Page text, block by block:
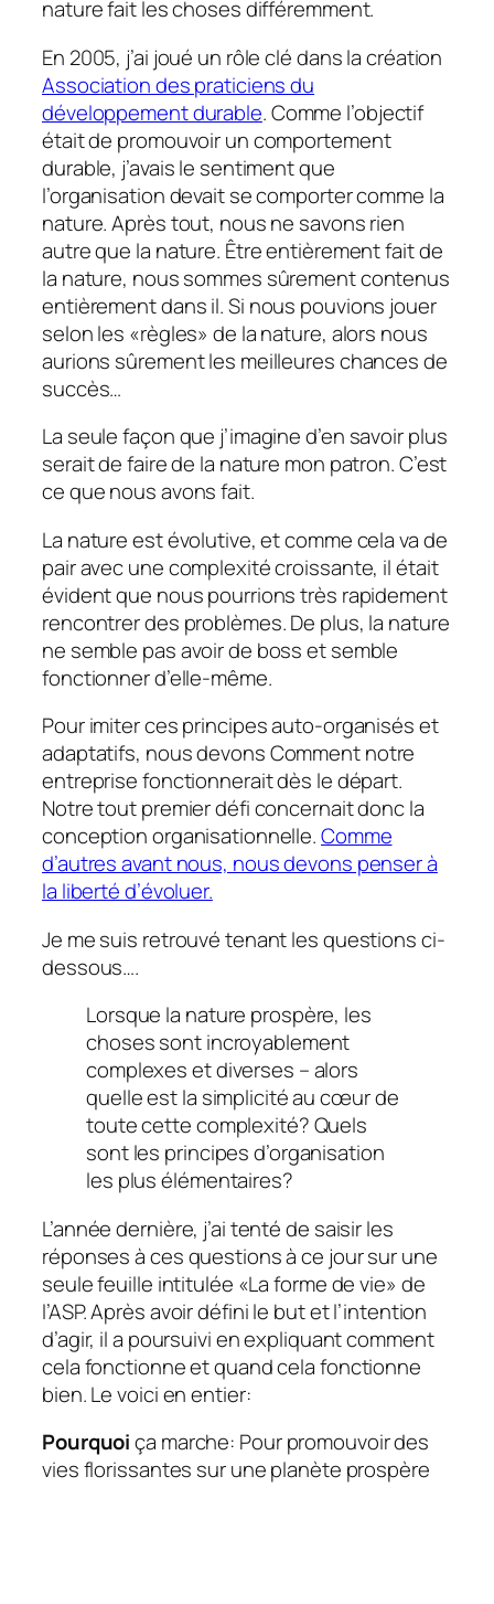
nature fait les choses différemment.
En 2005, j’ai joué un rôle clé dans la création
Association des praticiens du
développement durable. Comme l’objectif
était de promouvoir un comportement
durable, j’avais le sentiment que
l’organisation devait se comporter comme la
nature. Après tout, nous ne savons rien
autreque la nature. Être entièrement faitde
la nature, nous sommes sûrement contenus
entièrementdansil. Si nous pouvions jouer
selon les «règles» de la nature, alors nous
aurions sûrement les meilleures chances de
succès…
La seule façon que j’imagine d’en savoir plus
serait de faire de la nature mon patron. C’est
ce que nous avons fait.
La nature est évolutive, et comme cela va de
pair avec une complexité croissante, il était
évident que nous pourrions très rapidement
rencontrer des problèmes. De plus, la nature
ne semble pas avoir de boss et semble
fonctionner d’elle-même.
Pour imiter ces principes auto-organisés et
adaptatifs, nous devonsCommentnotre
entreprise fonctionnerait dès le départ.
Notre tout premier défi concernait donc la
conception organisationnelle.Comme
d’autres avant nous, nous devons penser à
la liberté d’évoluer.
Je me suis retrouvé tenant les questions ci-
dessous….
Lorsque la nature prospère, les
choses sont incroyablement
complexes et diverses – alors
quelle est la simplicité au cœur de
toute cette complexité? Quels
sont les principes d’organisation
les plus élémentaires?
L’année dernière, j’ai tenté de saisir les
réponses à ces questions à ce jour sur une
seule feuille intitulée «La forme de vie» de
l’ASP. Après avoir défini le but et l’intention
d’agir, il a poursuivi en expliquant comment
cela fonctionne et quand cela fonctionne
bien. Le voici en entier:
Pourquoiça marche: Pour promouvoir des
vies florissantes sur une planète prospère